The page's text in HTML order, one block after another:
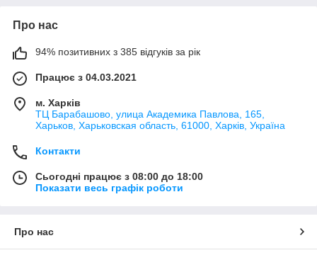
Про нас
94% позитивних з 385 відгуків за рік
Працює з 04.03.2021
м. Харків
ТЦ Барабашово, улица Академика Павлова, 165,
Харьков, Харьковская область, 61000, Харків, Україна
Контакти
Сьогодні працює з 08:00 до 18:00
Показати весь графік роботи
Про нас